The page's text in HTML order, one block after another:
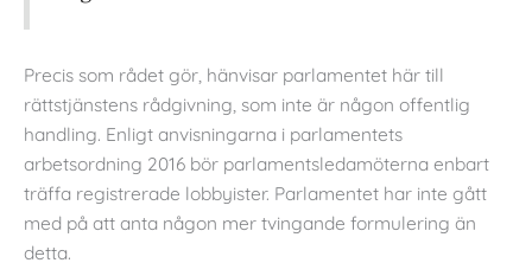
Precis som rådet gör, hänvisar parlamentet här till
rättstjänstens rådgivning, som inte är någon offentlig
handling. Enligt anvisningarna i parlamentets
arbetsordning 2016 bör parlamentsledamöterna enbart
träffa registrerade lobbyister. Parlamentet har inte gått
med på att anta någon mer tvingande formulering än
detta.